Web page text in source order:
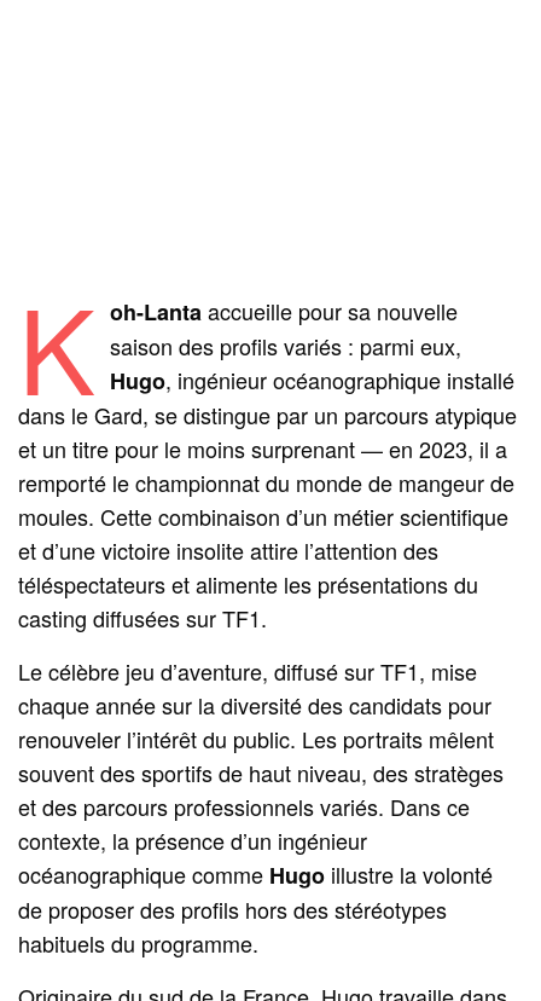
K oh-Lanta accueille pour sa nouvelle
saison des profils variés : parmi eux,
Hugo, ingénieur océanographique installé
dans le Gard, se distingue par un parcours atypique
et un titre pour le moins surprenant — en 2023, il a
remporté le championnat du monde de mangeur de
moules. Cette combinaison d’un métier scientifique
et d’une victoire insolite attire l’attention des
téléspectateurs et alimente les présentations du
casting diffusées sur TF1.
Le célèbre jeu d’aventure, diffusé sur TF1, mise
chaque année sur la diversité des candidats pour
renouveler l’intérêt du public. Les portraits mêlent
souvent des sportifs de haut niveau, des stratèges
et des parcours professionnels variés. Dans ce
contexte, la présence d’un ingénieur
océanographique comme Hugo illustre la volonté
de proposer des profils hors des stéréotypes
habituels du programme.